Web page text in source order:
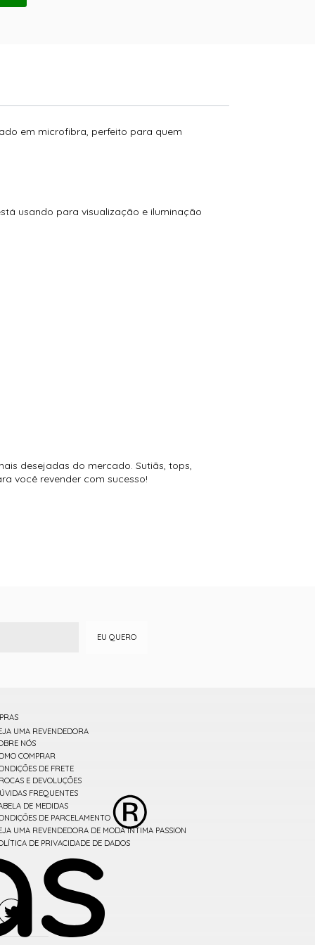
em microfibra, perfeito para quem
usando para visualização e iluminação
desejadas do mercado. Sutiãs, tops,
você revender com sucesso!
EU QUERO
UMA REVENDEDORA
NÓS
COMPRAR
DE FRETE
E DEVOLUÇÕES
FREQUENTES
DE MEDIDAS
DE PARCELAMENTO
UMA REVENDEDORA DE MODA ÍNTIMA PASSION
DE PRIVACIDADE DE DADOS